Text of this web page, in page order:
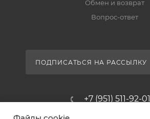
Обмен и возврат
Вопрос-ответ
ПОДПИСАТЬСЯ НА РАССЫЛКУ
+7 (951) 511-92-01